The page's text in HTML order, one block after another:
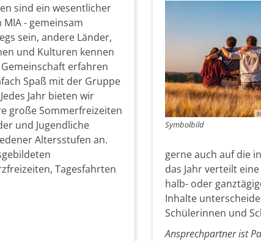
sind ein wesentlicher
MIA - gemeinsam
sein, andere Länder,
und Kulturen kennen
erfahren
Spaß mit der Gruppe
Jahr bieten wir
große Sommerfreizeiten
und Jugendliche
Altersstufen an.
Tagesfahrten
©
Symbolbild
gerne auch auf die
das Jahr verteilt
halb- oder
Inhalte
Schülerinnen und
Ansprechpartner ist